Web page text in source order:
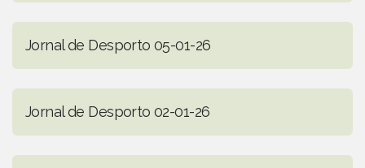
Jornal de Desporto 05-01-26
Jornal de Desporto 02-01-26